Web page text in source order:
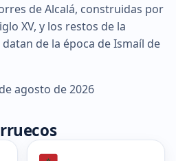
de Alcalá, construidas por
XV, y los restos de la
de la época de Ismaíl de
agosto de 2026